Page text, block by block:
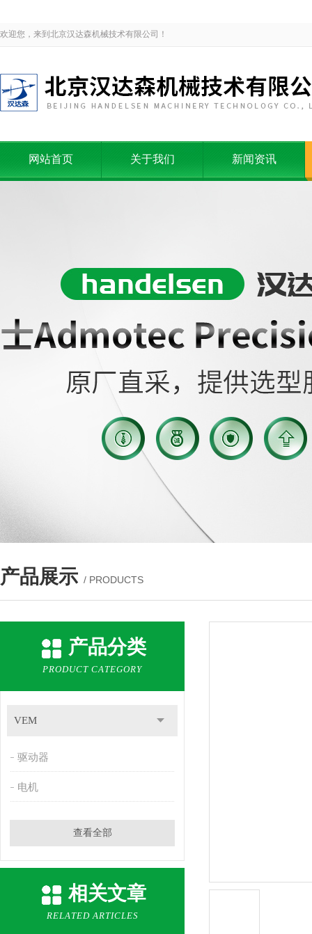
欢迎您，来到北京汉达森机械技术有限公司！
网站首页 关于我们 新闻资讯
产品展示 / PRODUCTS
产品分类
PRODUCT CATEGORY
VEM
驱动器
电机
查看全部
相关文章
RELATED ARTICLES